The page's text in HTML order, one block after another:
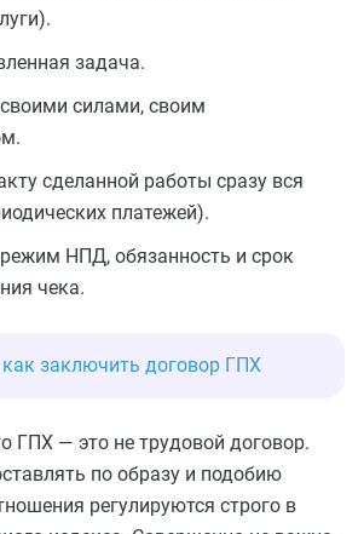
задача.
силами, своим
сделанной работы сразу вся
платежей).
НПД, обязанность и срок
чека.
как заключить договор ГПХ
ГПХ — это не трудовой договор.
по образу и подобию
регулируются строго в